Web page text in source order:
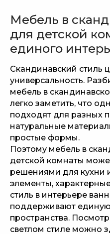
Мебель в
для детской
единого
Скандинавский стиль
универсальность.
мебель в
легко заметить, что
подходят для разных
натуральные
простые формы.
Поэтому мебель в
детской комнаты
решениями для кухни
элементы,
стиль в интерьере
поддерживают
пространства.
светлом стиле можно
ИП Гаврилова Е.Д.
ИНН 615432506068
ОГРН 325619600159523